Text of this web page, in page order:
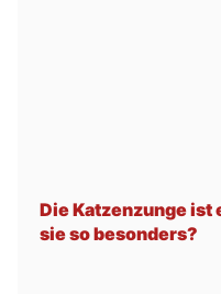
Die Katzenzunge ist
sie so besonders?